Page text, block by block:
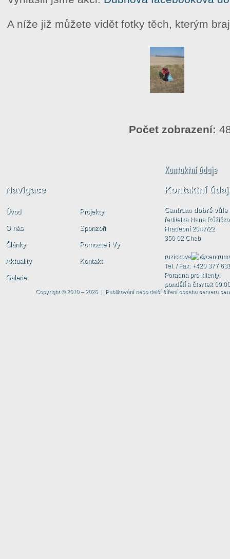
A níže již můžete vidět fotky těch, kterým
Počet zobrazení:
Navigace
Úvod Projekty
O nás Sponzoři
Články Pomozte i Vy
Aktuality Kontakt
Galerie
Kontaktní
Centrum dobré vůle
ředitelka Hana
Hradební 2047/22
350 02 Cheb
ruzickova
Tel. / Fax: +420 377
Poradna pro klienty:
pondělía čtvrtek
Copyright © 2010 – 2026 | Publikování nebo další šíření obsahu serveru